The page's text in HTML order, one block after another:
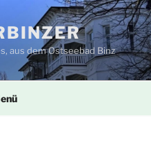
aus dem Ostseebad Binz